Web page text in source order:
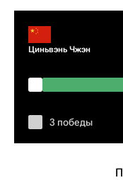
Циньвэнь Чжэн
3 победы